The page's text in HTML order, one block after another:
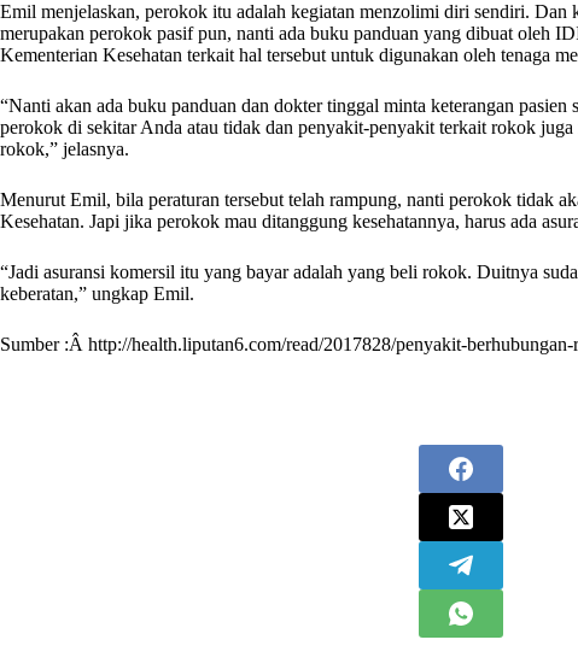
Emil menjelaskan, perokok itu adalah kegiatan menzolimi diri sendiri. Dan
merupakan perokok pasif pun, nanti ada buku panduan yang dibuat oleh
Kementerian Kesehatan terkait hal tersebut untuk digunakan oleh tenaga
“Nanti akan ada buku panduan dan dokter tinggal minta keterangan pasien
perokok di sekitar Anda atau tidak dan penyakit-penyakit terkait rokok juga
rokok,” jelasnya.
Menurut Emil, bila peraturan tersebut telah rampung, nanti perokok tidak
Kesehatan. Japi jika perokok mau ditanggung kesehatannya, harus ada
“Jadi asuransi komersil itu yang bayar adalah yang beli rokok. Duitnya
keberatan,” ungkap Emil.
Sumber :Â http://health.liputan6.com/read/2017828/penyakit-